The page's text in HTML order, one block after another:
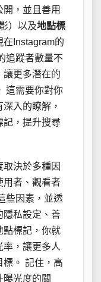
，並且善用
）以及地點標
在Instagram的
追蹤者數量不
讓更多潛在的
這需要你對你
入的瞭解，
記，提升搜尋
決於多種因
用者、觀看者
些因素，並透
隱私設定、善
點標記，你就
率，讓更多人
標。 記住，高
曝光度的關